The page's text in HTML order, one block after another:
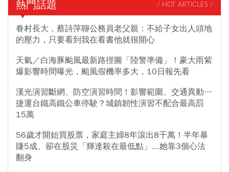
熱門話題 / HOT ARTICLES /
眷村長大，蔡詩萍聊公務員老父親：不給子女出人頭地
的壓力，只要看到我在看書他就很開心
天氣／白海豚颱風最新路徑圖「陸警準備」！豪大雨紫
爆影響時間曝光，颱風假機率多大，10日報先看
漢光演習斷網、防空演習時間！影響範圍、交通異動…
捷運台鐵高鐵公車停駛？城鎮韌性演習不配合最高罰
15萬
56歲才開始買股票，家庭主婦8年滾出8千萬！半年暴
賺5成、卻在股災「輝達殺在最低點」...她靠3個心法
翻身